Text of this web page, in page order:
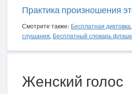
Практика произношения
Смотрите также: Бесплатная диктовка,
слушания, Бесплатный словарь
Женский голос